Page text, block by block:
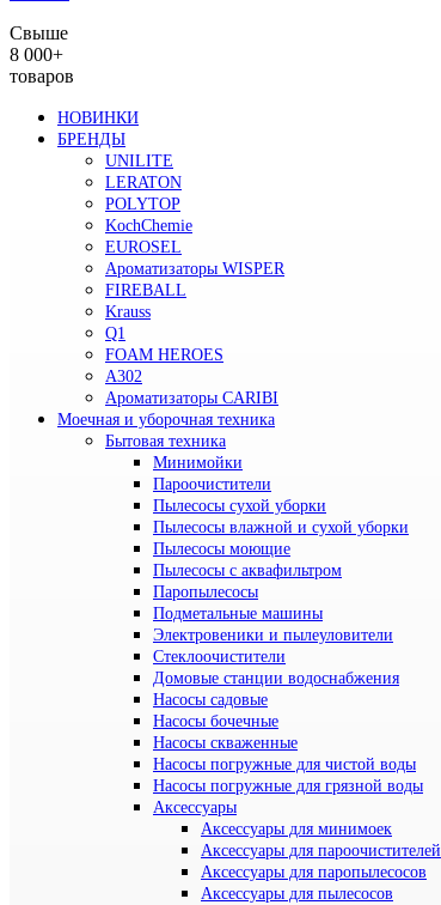
Свыше
8 000+
товаров
НОВИНКИ
БРЕНДЫ
UNILITE
LERATON
POLYTOP
KochChemie
EUROSEL
Ароматизаторы WISPER
FIREBALL
Krauss
Q1
FOAM HEROES
A302
Ароматизаторы CARIBI
Моечная и уборочная техника
Бытовая техника
Минимойки
Пароочистители
Пылесосы сухой уборки
Пылесосы влажной и сухой уборки
Пылесосы моющие
Пылесосы с аквафильтром
Паропылесосы
Подметальные машины
Электровеники и пылеуловители
Стеклоочистители
Домовые станции водоснабжения
Насосы садовые
Насосы бочечные
Насосы скваженные
Насосы погружные для чистой воды
Насосы погружные для грязной воды
Аксессуары
Аксессуары для минимоек
Аксессуары для пароочистителей
Аксессуары для паропылесосов
Аксессуары для пылесосов